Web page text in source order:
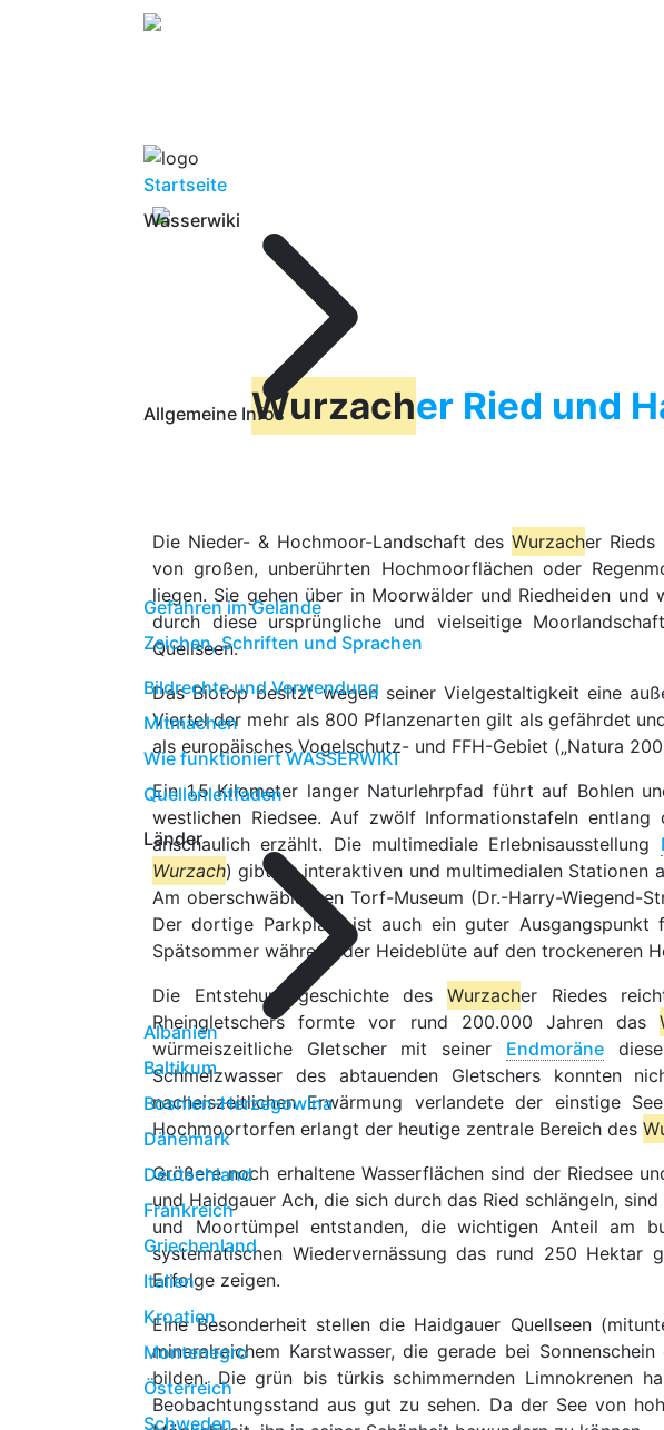
Startseite
Wasserwiki
Allgemeine Infos
Gefahren im Gelände
Zeichen, Schriften und Sprachen
Bildrechte und Verwendung
Mitmachen
Wie funktioniert WASSERWIKI
Quellenleitfaden
Länder
Albanien
Baltikum
Bosnien-Herzegowina
Dänemark
Deutschland
Frankreich
Griechenland
Italien
Kroatien
Montenegro
Österreich
Schweden
Wurzacher Ried und
Die Nieder- & Hochmoor-Landschaft des Wurzacher
von großen, unberührten Hochmoorflächen oder
liegen. Sie gehen über in Moorwälder und Riedheiden
durch diese ursprüngliche und vielseitige
Quellseen.
Das Biotop besitzt wegen seiner Vielgestaltigkeit eine
Viertel der mehr als 800 Pflanzenarten gilt als gefährdet
als europäisches Vogelschutz- und FFH-Gebiet („Natura
Ein 1,5 Kilometer langer Naturlehrpfad führt auf Bohlen
westlichen Riedsee. Auf zwölf Informationstafeln
anschaulich erzählt. Die multimediale Erlebnisausstellung
Wurzach) gibt an interaktiven und multimedialen Stationen
Am oberschwäbischen Torf-Museum (Dr.-Harry-Wiegend-
Der dortige Parkplatz ist auch ein guter Ausgangspunkt
Spätsommer während der Heideblüte auf den trockeneren
Die Entstehungsgeschichte des Wurzacher Riedes
Rheingletschers formte vor rund 200.000 Jahren das
würmeiszeitliche Gletscher mit seiner Endmoräne
Schmelzwasser des abtauenden Gletschers konnten
nacheiszeitlichen Erwärmung verlandete der einstige
Hochmoortorfen erlangt der heutige zentrale Bereich des
Größere noch erhaltene Wasserflächen sind der Riedsee
und Haidgauer Ach, die sich durch das Ried schlängeln,
und Moortümpel entstanden, die wichtigen Anteil am
systematischen Wiedervernässung das rund 250
Erfolge zeigen.
Eine Besonderheit stellen die Haidgauer Quellseen
mineralreichem Karstwasser, die gerade bei
bilden. Die grün bis türkis schimmernden Limnokrenen
Beobachtungsstand aus gut zu sehen. Da der See von